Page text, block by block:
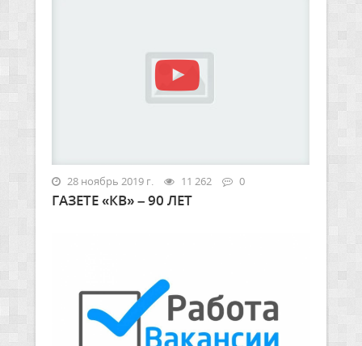
28 ноябрь 2019 г. 11 262 0
ГАЗЕТЕ «КВ» – 90 ЛЕТ